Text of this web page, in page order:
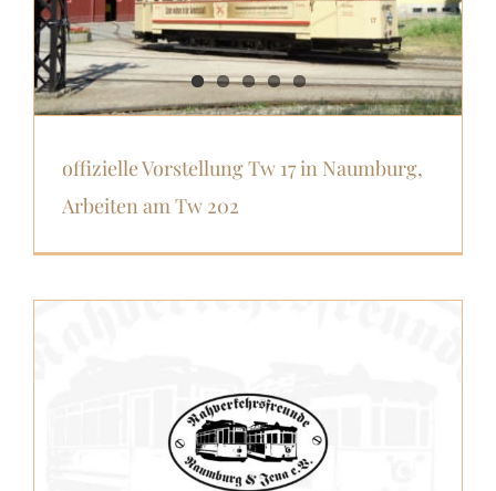
offizielle Vorstellung Tw 17 in Naumburg,
Arbeiten am Tw 202